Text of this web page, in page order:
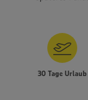
Wir setzen
30 Tage Urlaub